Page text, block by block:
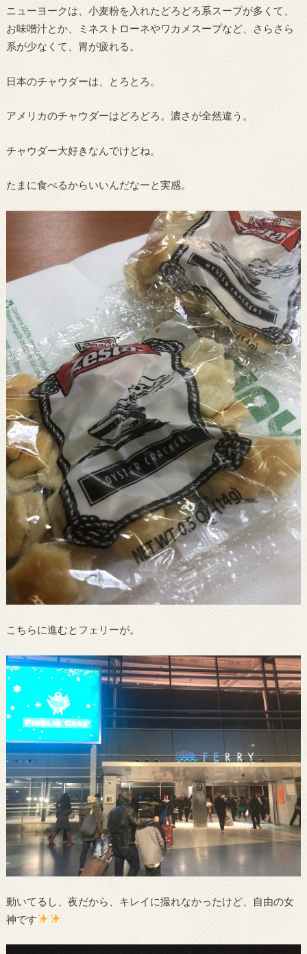
ニューヨークは、小麦粉を入れたどろどろ系スープが多くて、
お味噌汁とか、ミネストローネやワカメスープなど、さらさら
系が少なくて、胃が疲れる。
日本のチャウダーは、とろとろ。
アメリカのチャウダーはどろどろ。濃さが全然違う。
チャウダー大好きなんでけどね。
たまに食べるからいいんだなーと実感。
こちらに進むとフェリーが。
動いてるし、夜だから、キレイに撮れなかったけど、自由の女
神です